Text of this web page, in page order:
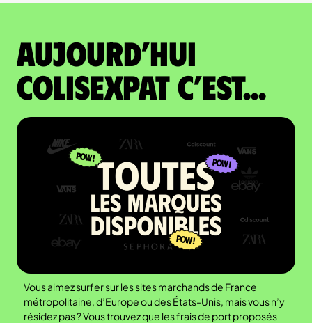
Aujourd’hui
colisexpat c’est...
Vous aimez surfer sur les sites marchands de France
métropolitaine, d’Europe ou des États-Unis, mais vous n’y
résidez pas ? Vous trouvez que les frais de port proposés